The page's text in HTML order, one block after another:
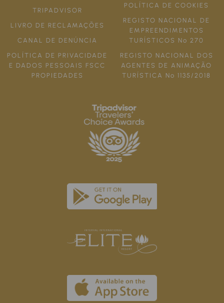
TRIPADVISOR
LIVRO DE RECLAMAÇÕES
CANAL DE DENÚNCIA
POLÍTICA DE PRIVACIDADE
E DADOS PESSOAIS FSCC
PROPIEDADES
POLÍTICA DE COOKIES
REGISTO NACIONAL DE
EMPREENDIMENTOS
TURÍSTICOS Nº 270
REGISTO NACIONAL DOS
AGENTES DE ANIMAÇÃO
TURÍSTICA Nº 1135/2018